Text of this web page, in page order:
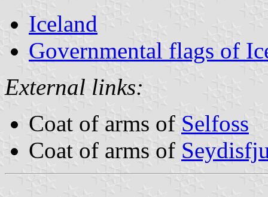
Iceland
Governmental flags of
External links:
Coat of arms of Selfoss
Coat of arms of